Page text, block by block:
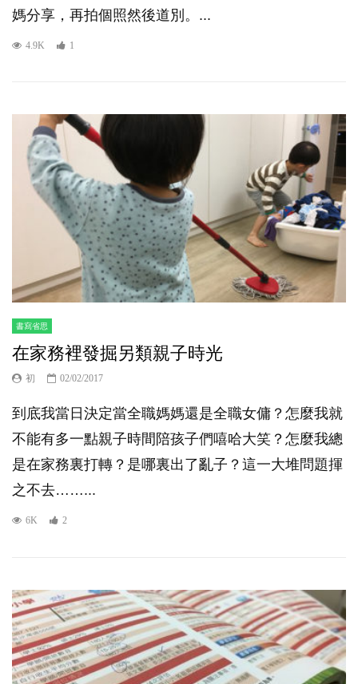
媽分享，再拍個照然後道別。...
4.9K 1
書寫省思
在家務裡發掘另類親子時光
初 02/02/2017
到底我當日決定當全職媽媽還是全職女傭？怎麼我就
不能有多一點親子時間陪孩子們嘻哈大笑？怎麼我總
是在家務裏打轉？是哪裏出了亂子？這一大堆問題揮
之不去……...
6K 2